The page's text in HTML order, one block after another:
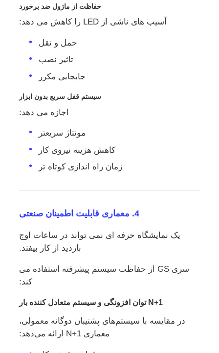
حفاظت از ماژول ضد برخورد
آسیب های ناشی از LED را کاهش می دهد:
حمل و نقل
تاثیر نصب
جابجایی مکرر
سیستم قفل سریع بدون ابزار
اجازه می دهد:
مونتاژ سریعتر
کاهش هزینه نیروی کار
زمان راه اندازی کوتاه تر
4. معماری قابلیت اطمینان صنعتی
یک نمایشگاه حرفه ای نمی تواند در ساعات اوج
بازدید از کار بیفتد.
سری GS از حفاظت سیستم پیشرفته استفاده می
کند:
N+1 توان افزونگی و سیستم متعادل کننده بار
در مقایسه با سیستم‌های پشتیبان دوگانه معمولی،
معماری N+1 ارائه می‌دهد: